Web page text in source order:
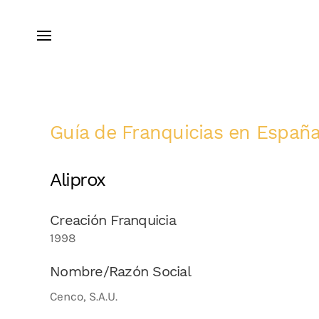
Guía de Franquicias en
Aliprox
Creación Franquicia
1998
Nombre/Razón Social
Cenco, S.A.U.